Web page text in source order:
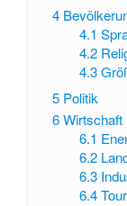
4
4.1
4.2
4.3
5 Politik
6Wirtschaft
6.1
6.2
6.3
6.4